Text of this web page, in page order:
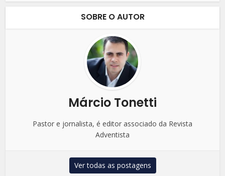
SOBRE O AUTOR
Márcio Tonetti
Pastor e jornalista, é editor associado da Revista
Adventista
Ver todas as postagens